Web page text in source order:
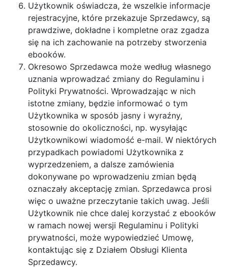
Użytkownik oświadcza, że wszelkie informacje
rejestracyjne, które przekazuje Sprzedawcy, są
prawdziwe, dokładne i kompletne oraz zgadza
się na ich zachowanie na potrzeby stworzenia
ebooków.
Okresowo Sprzedawca może według własnego
uznania wprowadzać zmiany do Regulaminu i
Polityki Prywatności. Wprowadzając w nich
istotne zmiany, będzie informować o tym
Użytkownika w sposób jasny i wyraźny,
stosownie do okoliczności, np. wysyłając
Użytkownikowi wiadomość e-mail. W niektórych
przypadkach powiadomi Użytkownika z
wyprzedzeniem, a dalsze zamówienia
dokonywane po wprowadzeniu zmian będą
oznaczały akceptację zmian. Sprzedawca prosi
więc o uważne przeczytanie takich uwag. Jeśli
Użytkownik nie chce dalej korzystać z ebooków
w ramach nowej wersji Regulaminu i Polityki
prywatności, może wypowiedzieć Umowę,
kontaktując się z Działem Obsługi Klienta
Sprzedawcy.